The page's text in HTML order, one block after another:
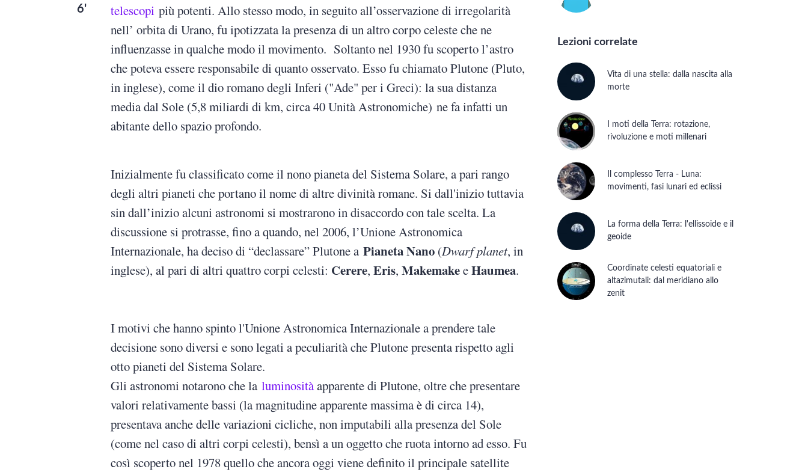
6'
telescopi più potenti. Allo stesso modo, in seguito all’osservazione di irregolarità
nell’ orbita di Urano, fu ipotizzata la presenza di un altro corpo celeste che ne
influenzasse in qualche modo il movimento. Soltanto nel 1930 fu scoperto l’astro
che poteva essere responsabile di quanto osservato. Esso fu chiamato Plutone (Pluto,
in inglese), come il dio romano degli Inferi ("Ade" per i Greci): la sua distanza
media dal Sole (5,8 miliardi di km, circa 40 Unità Astronomiche) ne fa infatti un
abitante dello spazio profondo.
Inizialmente fu classificato come il nono pianeta del Sistema Solare, a pari rango
degli altri pianeti che portano il nome di altre divinità romane. Si dall'inizio tuttavia
sin dall’inizio alcuni astronomi si mostrarono in disaccordo con tale scelta. La
discussione si protrasse, fino a quando, nel 2006, l’Unione Astronomica
Internazionale, ha deciso di “declassare” Plutone aPianeta Nano (Dwarf planet, in
inglese), al pari di altri quattro corpi celesti: Cerere,Eris,MakemakeeHaumea.
I motivi che hanno spinto l'Unione Astronomica Internazionale a prendere tale
decisione sono diversi e sono legati a peculiarità che Plutone presenta rispetto agli
otto pianeti del Sistema Solare.
Gli astronomi notarono che laluminositàapparente di Plutone, oltre che presentare
valori relativamente bassi (la magnitudine apparente massima è di circa 14),
presentava anche delle variazioni cicliche, non imputabili alla presenza del Sole
(come nel caso di altri corpi celesti), bensì a un oggetto che ruota intorno ad esso. Fu
così scoperto nel 1978 quello che ancora oggi viene definito il principale satellite
Lezioni correlate
Vita di una stella: dalla nascita alla
morte
I moti della Terra: rotazione,
rivoluzione e moti millenari
Il complesso Terra - Luna:
movimenti, fasi lunari ed eclissi
La forma della Terra: l'ellissoide e il
geoide
Coordinate celesti equatoriali e
altazimutali: dal meridiano allo
zenit